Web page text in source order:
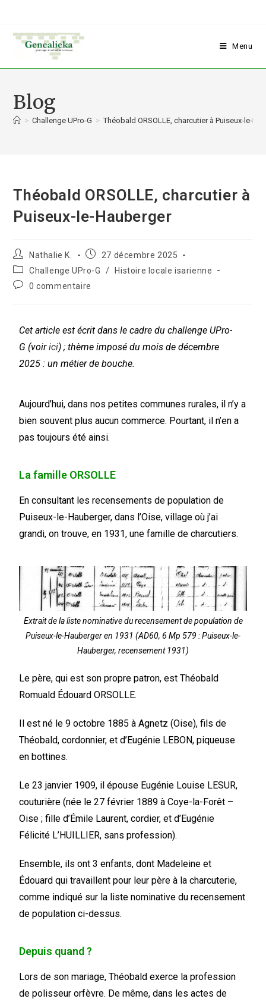
Menu
Blog
> Challenge UPro-G > Théobald ORSOLLE, charcutier à Puiseux-le-
Théobald ORSOLLE, charcutier à
Puiseux-le-Hauberger
Nathalie K.
27 décembre 2025
Challenge UPro-G
/
Histoire locale isarienne
0 commentaire
Cet article est écrit dans le cadre du challenge UPro-
G (voirici) ; thème imposé du mois de décembre
2025 : un métier de bouche.
Aujourd’hui, dans nos petites communes rurales, il n’y a
bien souvent plus aucun commerce. Pourtant, il n’en a
pas toujours été ainsi.
La famille ORSOLLE
En consultant les recensements de population de
Puiseux-le-Hauberger, dans l’Oise, village où j’ai
grandi, on trouve, en 1931, une famille de charcutiers.
Extrait de la liste nominative du recensement de population de
Puiseux-le-Hauberger en 1931 (AD60, 6 Mp 579 : Puiseux-le-
Hauberger, recensement 1931)
Le père, qui est son propre patron, est Théobald
Romuald Édouard ORSOLLE.
Il est né le 9 octobre 1885 à Agnetz (Oise), fils de
Théobald, cordonnier, et d’Eugénie LEBON, piqueuse
en bottines.
Le 23 janvier 1909, il épouse Eugénie Louise LESUR,
couturière (née le 27 février 1889 à Coye-la-Forêt –
Oise ; fille d’Émile Laurent, cordier, et d’Eugénie
Félicité L’HUILLIER, sans profession).
Ensemble, ils ont 3 enfants, dont Madeleine et
Édouard qui travaillent pour leur père à la charcuterie,
comme indiqué sur la liste nominative du recensement
de population ci-dessus.
Depuis quand ?
Lors de son mariage, Théobald exerce la profession
de polisseur orfèvre. De même, dans les actes de